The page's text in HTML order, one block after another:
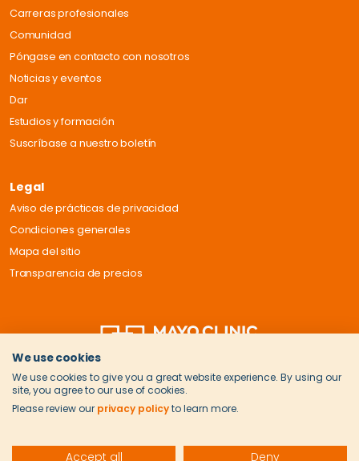
Carreras profesionales
Comunidad
Póngase en contacto con nosotros
Noticias y eventos
Dar
Estudios y formación
Suscríbase a nuestro boletín
Legal
Aviso de prácticas de privacidad
Condiciones generales
Mapa del sitio
Transparencia de precios
We use cookies
We use cookies to give you a great website experience. By using our
site, you agree to our use of cookies.
Please review our privacy policyto learn more.
Accept all Deny